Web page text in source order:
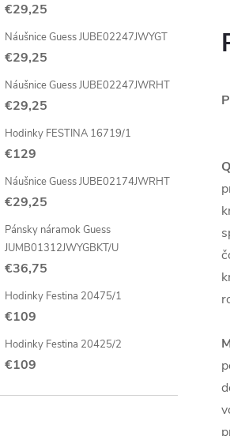
€29,25
Náušnice Guess JUBE02247JWYGT
€29,25
Náušnice Guess JUBE02247JWRHT
€29,25
Hodinky FESTINA 16719/1
€129
Náušnice Guess JUBE02174JWRHT
€29,25
Pánsky náramok Guess
JUMB01312JWYGBKT/U
€36,75
Hodinky Festina 20475/1
€109
Hodinky Festina 20425/2
€109